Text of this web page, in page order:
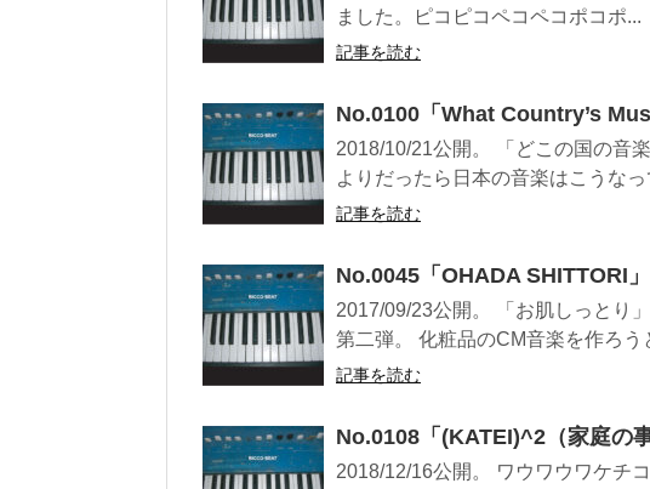
ました。ピコピコペコペコポコポ...
記事を読む
No.0100「What Country’s
2018/10/21公開。 「どこの国の音
よりだったら日本の音楽はこうな
記事を読む
No.0045「OHADA SHITTORI」
2017/09/23公開。 「お肌しっとり
第二弾。 化粧品のCM音楽を作ろう
記事を読む
No.0108「(KATEI)^2（家庭の事
2018/12/16公開。 ワウワウワケチ